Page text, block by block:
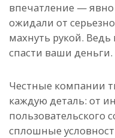
впечатление —
ожидали от
махнуть рукой.
спасти ваши деньги.
Честные компании
каждую деталь: от
пользовательского
сплошные